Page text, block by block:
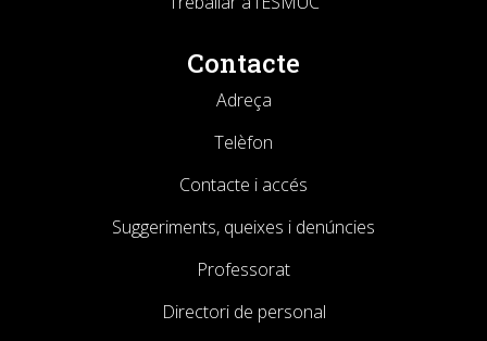
Contacte
Adreça
Telèfon
Contacte i accés
Suggeriments, queixes i denúncies
Professorat
Directori de personal